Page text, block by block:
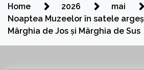
Home 2026 mai
Noaptea Muzeelor în satele
Mârghia de Jos și Mârghia de Sus